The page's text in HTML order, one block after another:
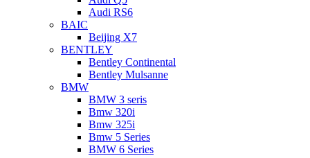
Audi RS6
BAIC
Beijing X7
BENTLEY
Bentley Continental
Bentley Mulsanne
BMW
BMW 3 seris
Bmw 320i
Bmw 325i
Bmw 5 Series
BMW 6 Series